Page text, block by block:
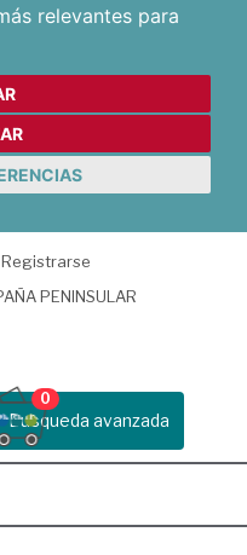
relevantes para
Registrarse
PENINSULAR
Busqueda avanzada
0